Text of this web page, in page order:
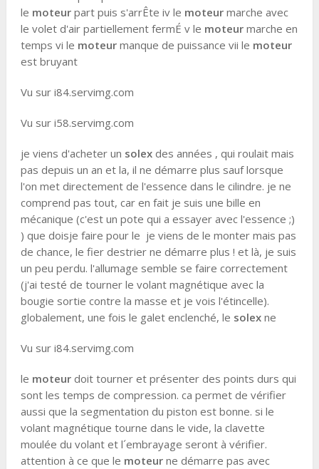
le moteurpart puis s'arrÊte iv le moteurmarche avec
le volet d'air partiellement fermÉ v le moteurmarche en
temps vi le moteurmanque de puissance vii le moteur
est bruyant
Vu sur i84.servimg.com
Vu sur i58.servimg.com
je viens d'acheter un solexdes années , qui roulait mais
pas depuis un an et la, il ne démarre plus sauf lorsque
l'on met directement de l'essence dans le cilindre. je ne
comprend pas tout, car en fait je suis une bille en
mécanique (c'est un pote qui a essayer avec l'essence ;)
) que doisje faire pour le je viens de le monter mais pas
de chance, le fier destrier ne démarre plus ! et là, je suis
un peu perdu. l'allumage semble se faire correctement
(j'ai testé de tourner le volant magnétique avec la
bougie sortie contre la masse et je vois l'étincelle).
globalement, une fois le galet enclenché, le solexne
Vu sur i84.servimg.com
le moteurdoit tourner et présenter des points durs qui
sont les temps de compression. ca permet de vérifier
aussi que la segmentation du piston est bonne. si le
volant magnétique tourne dans le vide, la clavette
moulée du volant et l´embrayage seront à vérifier.
attention à ce que le moteurne démarre pas avec